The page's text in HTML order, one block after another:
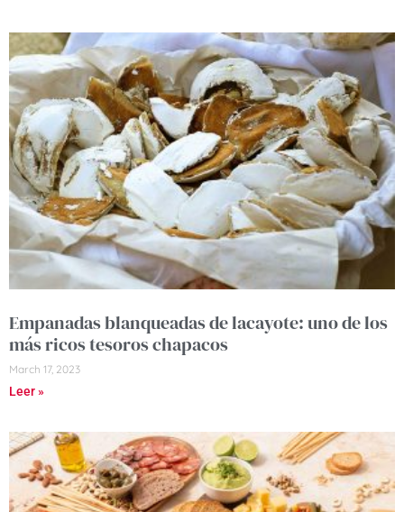
Empanadas blanqueadas de lacayote: uno de los
más ricos tesoros chapacos
March 17, 2023
Leer »